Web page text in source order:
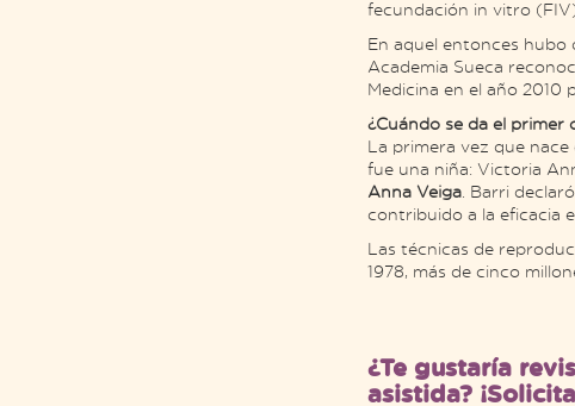
fecundación in vitro
En aquel entonces hubo
Academia Sueca
Medicina en el año 2010
¿Cuándo se da el primer
La primera vez que
fue una niña: Victoria
Anna Veiga . Barri
contribuido a la eficacia
Las técnicas de
1978, más de cinco
¿Te gustaría
asistida?